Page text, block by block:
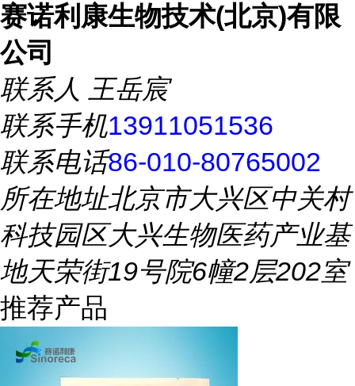
赛诺利康生物技术(北京)有限
公司
联系人 王岳宸
联系手机13911051536
联系电话86-010-80765002
所在地址北京市大兴区中关村
科技园区大兴生物医药产业基
地天荣街19号院6幢2层202室
推荐产品